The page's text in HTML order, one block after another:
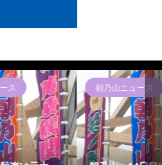
朝乃山ニュース